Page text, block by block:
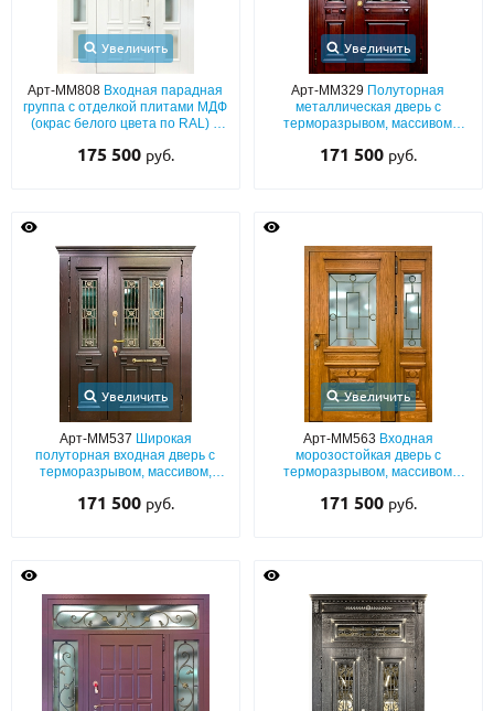
Увеличить
Арт-ММ808 Входная парадная
группа с отделкой плитами МДФ
(окрас белого цвета по RAL) с
стёклами
175 500 руб.
Увеличить
Арт-ММ329 Полуторная
металлическая дверь с
терморазрывом, массивом
171 500 руб.
Увеличить
Арт-ММ537 Широкая
полуторная входная дверь с
терморазрывом, массивом,
остеклением и решетками
171 500 руб.
Увеличить
Арт-ММ563 Входная
морозостойкая дверь с
терморазрывом, массивом
ковкой и остеклением
171 500 руб.